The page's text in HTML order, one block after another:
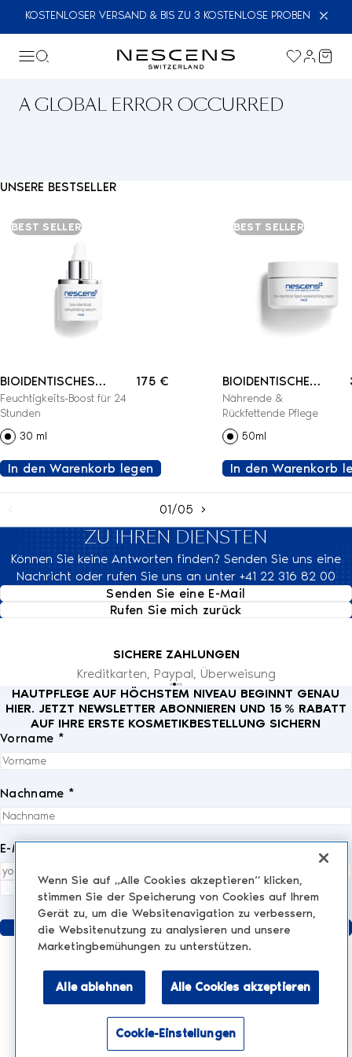
KOSTENLOSER VERSAND & BIS ZU 3 KOSTENLOSE PROBEN
A GLOBAL ERROR OCCURRED
UNSERE BESTSELLER
BEST SELLER
BIOIDENTISCHES
FEUCHTIGKEITSSERUM
Feuchtigkeits-Boost für 24
Stunden
175 €
30 ml
In den Warenkorb legen
BEST SELLER
BIOIDENTISCHE
LIPID-
REPLENISHING-
CREME
Nährende &
Rückfettende Pflege
50ml
In den Warenkorb
01/05
ZU IHREN DIENSTEN
Können Sie keine Antworten finden? Senden Sie uns eine
Nachricht oder rufen Sie uns an unter +41 22 316 82 00
Senden Sie eine E-Mail
Rufen Sie mich zurück
SICHERE ZAHLUNGEN
Kreditkarten, Paypal, Überweisung
HAUTPFLEGE AUF HÖCHSTEM NIVEAU BEGINNT GENAU
HIER. JETZT NEWSLETTER ABONNIEREN UND 15 % RABATT
AUF IHRE ERSTE KOSMETIKBESTELLUNG SICHERN
Vorname *
Nachname *
E-Mail *
Ich akzeptiere dieDatenschutzrichtlinievollständig.*
Senden
KLINIK
Injektionen und Füllstoffe
Wenn Sie auf „Alle Cookies akzeptieren“ klicken,
stimmen Sie der Speicherung von Cookies auf Ihrem
Gerät zu, um die Websitenavigation zu verbessern,
die Websitenutzung zu analysieren und unsere
Marketingbemühungen zu unterstützen.
Alle ablehnen Alle Cookies akzeptieren
Cookie-Einstellungen